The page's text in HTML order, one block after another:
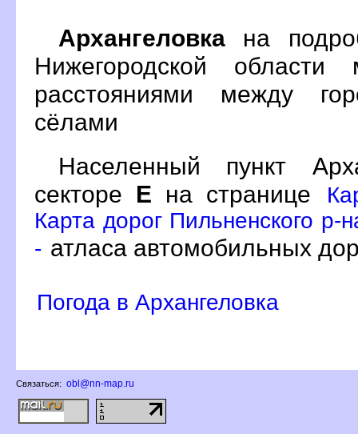
Архангеловка на
Нижегородской
расстояниями между
сёлами
Населенный пункт
секторе Е на странице
Карта дорог Пильненского р-
- атласа автомобильных
Погода в Архангеловка
Связаться: obl@nn-map.ru